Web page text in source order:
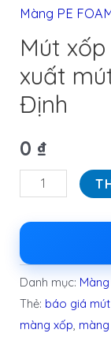
Màng PE
Mút
xuất
Định
0 ₫
Danh mục:
Thẻ: báo giá
màng xốp